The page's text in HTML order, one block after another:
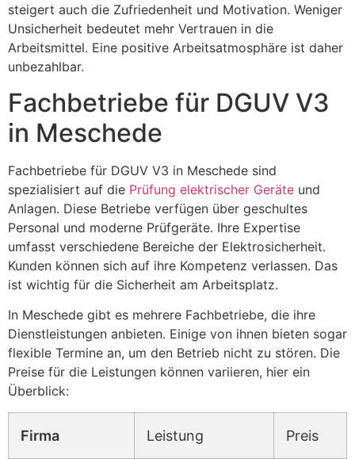
steigert auch die Zufriedenheit und Motivation. Weniger
Unsicherheit bedeutet mehr Vertrauen in die
Arbeitsmittel. Eine positive Arbeitsatmosphäre ist daher
unbezahlbar.
Fachbetriebe für DGUV V3
in Meschede
Fachbetriebe für DGUV V3 in Meschede sind
spezialisiert auf die Prüfung elektrischer Geräte und
Anlagen. Diese Betriebe verfügen über geschultes
Personal und moderne Prüfgeräte. Ihre Expertise
umfasst verschiedene Bereiche der Elektrosicherheit.
Kunden können sich auf ihre Kompetenz verlassen. Das
ist wichtig für die Sicherheit am Arbeitsplatz.
In Meschede gibt es mehrere Fachbetriebe, die ihre
Dienstleistungen anbieten. Einige von ihnen bieten sogar
flexible Termine an, um den Betrieb nicht zu stören. Die
Preise für die Leistungen können variieren, hier ein
Überblick:
Firma Leistung Preis